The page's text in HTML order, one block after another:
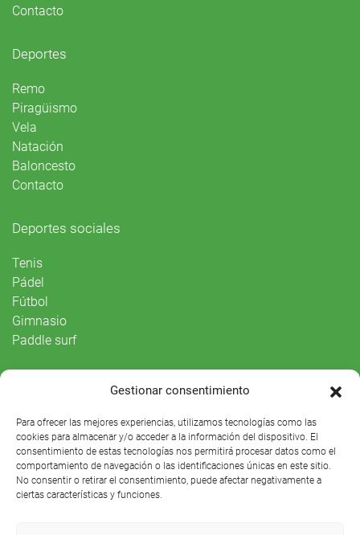
Gestionar consentimiento
Para ofrecer las mejores experiencias, utilizamos tecnologías como las
cookies para almacenar y/o acceder a la información del dispositivo. El
consentimiento de estas tecnologías nos permitirá procesar datos como el
comportamiento de navegación o las identificaciones únicas en este sitio.
No consentir o retirar el consentimiento, puede afectar negativamente a
ciertas características y funciones.
Contacto
Deportes
Remo
Piragüismo
Vela
Natación
Baloncesto
Contacto
Deportes sociales
Tenis
Pádel
Fútbol
Gimnasio
Paddle surf
Agenda